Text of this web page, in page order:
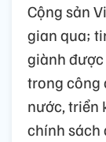
Cộng sản
gian qua;
giành
trong công
nước, triển
chính sách